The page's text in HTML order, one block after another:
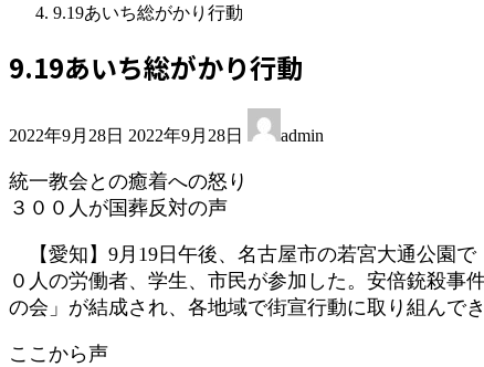
9.19あいち総がかり行動
9.19あいち総がかり行動
2022年9月28日 終
新
日
:
2022年9月28日 admin
統一教会との癒着への怒り
３００人が国葬反対の声
【愛知】9月19日午後、名古屋市の若宮大通公園で
０人の労働者、学生、市民が参加した。安倍銃殺事
の会」が結成され、各地域で街宣行動に取り組んでき
ここから声